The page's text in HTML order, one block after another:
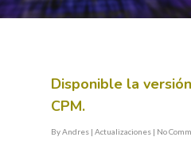
Disponible la
CPM.
ByAndres | Actualizaciones | No